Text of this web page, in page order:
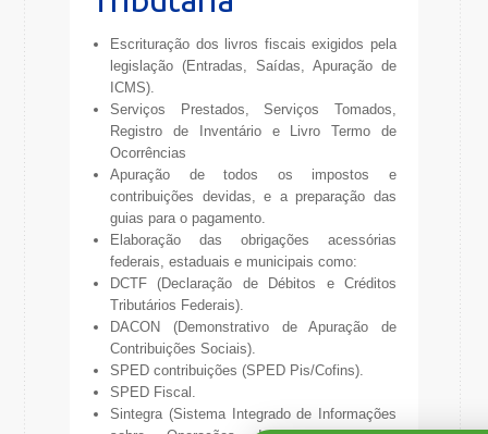
Escrituração dos livros fiscais exigidos pela
legislação (Entradas, Saídas, Apuração de
ICMS).
Serviços Prestados, Serviços Tomados,
Registro de Inventário e Livro Termo de
Ocorrências
Apuração de todos os impostos e
contribuições devidas, e a preparação das
guias para o pagamento.
Elaboração das obrigações acessórias
federais, estaduais e municipais como:
DCTF (Declaração de Débitos e Créditos
Tributários Federais).
DACON (Demonstrativo de Apuração de
Contribuições Sociais).
SPED contribuições (SPED Pis/Cofins).
SPED Fiscal.
Sintegra (Sistema Integrado de Informações